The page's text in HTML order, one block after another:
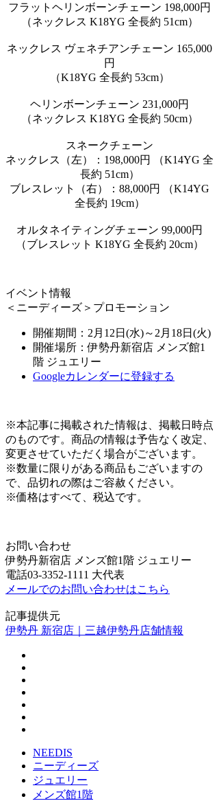
フラットヘリンボーンチェーン 198,000円
（ネックレス K18YG 全長約 51cm）
ネックレス ヴェネチアンチェーン 165,000
円
（K18YG 全長約 53cm）
ヘリンボーンチェーン 231,000円
（ネックレス K18YG 全長約 50cm）
スネークチェーン
ネックレス（左）：198,000円 （K14YG 全
長約 51cm）
ブレスレット（右）：88,000円 （K14YG
全長約 19cm）
オルタネイティングチェーン 99,000円
（ブレスレット K18YG 全長約 20cm）
イベント情報
＜ニーディーズ＞プロモーション
開催期間：2月12日(水)～2月18日(火)
開催場所：伊勢丹新宿店 メンズ館1
階 ジュエリー
Googleカレンダーに登録する
※本記事に掲載された情報は、掲載日時点
のものです。商品の情報は予告なく改定、
変更させていただく場合がございます。
※数量に限りがある商品もございますの
で、品切れの際はご容赦ください。
※価格はすべて、税込です。
お問い合わせ
伊勢丹新宿店 メンズ館1階 ジュエリー
電話03-3352-1111 大代表
メールでのお問い合わせはこちら
記事提供元
伊勢丹 新宿店｜三越伊勢丹店舗情報
NEEDIS
ニーディーズ
ジュエリー
メンズ館1階